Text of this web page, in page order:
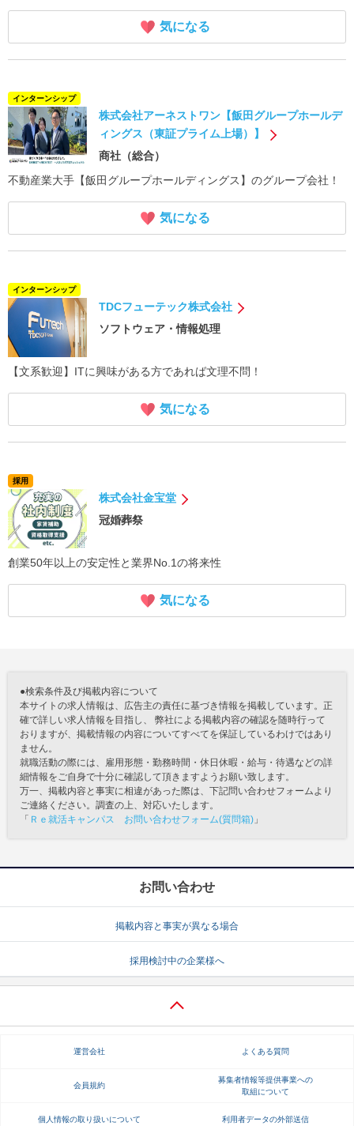
気になる
インターンシップ
株式会社アーネストワン【飯田グループホールデ
ィングス（東証プライム上場）】
商社（総合）
不動産業大手【飯田グループホールディングス】のグループ会社！
気になる
インターンシップ
TDCフューテック株式会社
ソフトウェア・情報処理
【文系歓迎】ITに興味がある方であれば文理不問！
気になる
採用
株式会社金宝堂
冠婚葬祭
創業50年以上の安定性と業界No.1の将来性
気になる
●検索条件及び掲載内容について
本サイトの求人情報は、広告主の責任に基づき情報を掲載しています。正
確で詳しい求人情報を目指し、 弊社による掲載内容の確認を随時行って
おりますが、掲載情報の内容についてすべてを保証しているわけではあり
ません。
就職活動の際には、雇用形態・勤務時間・休日休暇・給与・待遇などの詳
細情報をご自身で十分に確認して頂きますようお願い致します。
万一、掲載内容と事実に相違があった際は、下記問い合わせフォームより
ご連絡ください。調査の上、対応いたします。
「 Ｒｅ就活キャンパス お問い合わせフォーム(質問箱) 」
お問い合わせ
掲載内容と事実が異なる場合
採用検討中の企業様へ
運営会社 よくある質問
会員規約
募集者情報等提供事業への
取組について
個人情報の取り扱いについて 利用者データの外部送信